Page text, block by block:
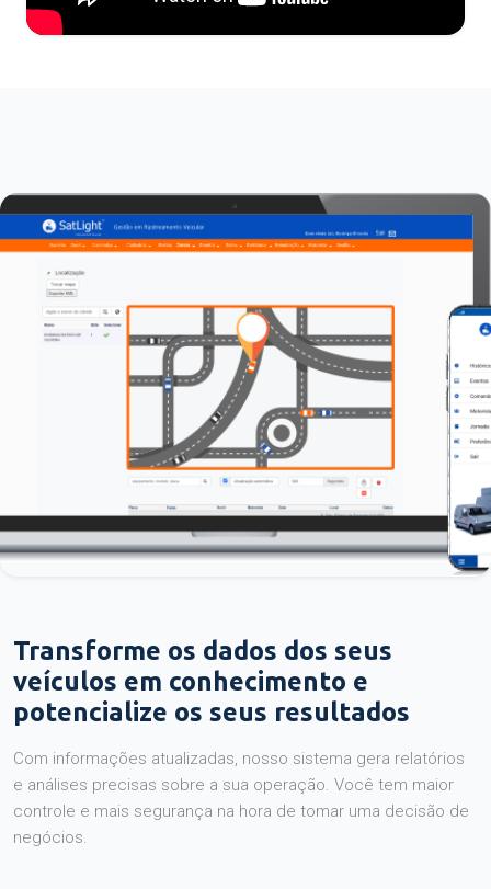
Transforme os dados dos seus
veículos em conhecimento e
potencialize os seus resultados
Com informações atualizadas, nosso sistema gera relatórios
e análises precisas sobre a sua operação. Você tem maior
controle e mais segurança na hora de tomar uma decisão de
negócios.